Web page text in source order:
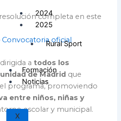
2024
2025
Rural Sport
Formación
Noticias
X
completa en este
oficial
atodos los
de Madrid que
programa, promoviendo
entre niños, niñas y
escolar y municipal.